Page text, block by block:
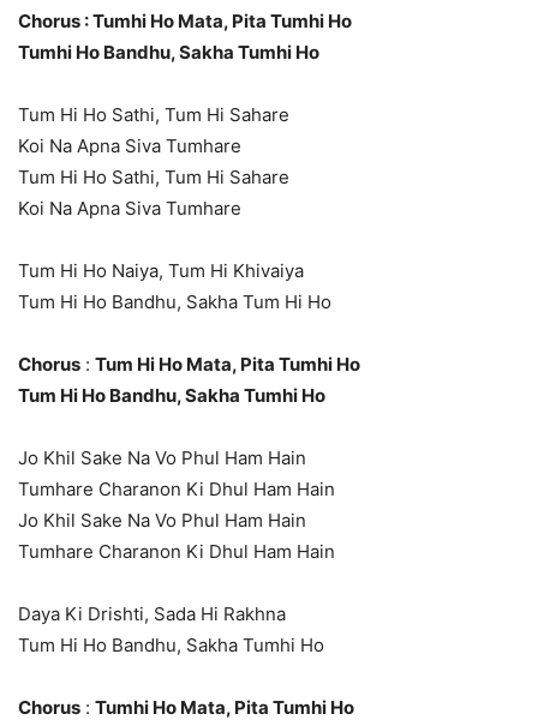
Chorus : Tumhi Ho Mata, Pita Tumhi Ho
Tumhi Ho Bandhu, Sakha Tumhi Ho
Tum Hi Ho Sathi, Tum Hi Sahare
Koi Na Apna Siva Tumhare
Tum Hi Ho Sathi, Tum Hi Sahare
Koi Na Apna Siva Tumhare
Tum Hi Ho Naiya, Tum Hi Khivaiya
Tum Hi Ho Bandhu, Sakha Tum Hi Ho
Chorus : Tum Hi Ho Mata, Pita Tumhi Ho
Tum Hi Ho Bandhu, Sakha Tumhi Ho
Jo Khil Sake Na Vo Phul Ham Hain
Tumhare Charanon Ki Dhul Ham Hain
Jo Khil Sake Na Vo Phul Ham Hain
Tumhare Charanon Ki Dhul Ham Hain
Daya Ki Drishti, Sada Hi Rakhna
Tum Hi Ho Bandhu, Sakha Tumhi Ho
Chorus : Tumhi Ho Mata, Pita Tumhi Ho